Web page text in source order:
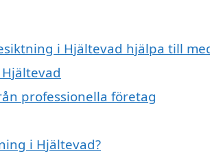
i Hjältevad hjälpa till
professionella företag
i Hjältevad?